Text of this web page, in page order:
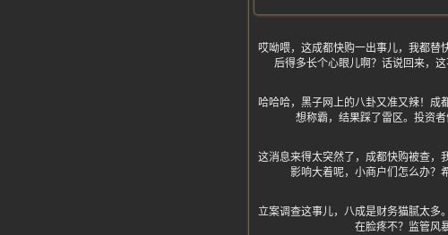
哎呦喂，这成都快购一出事儿，我都替
后得多长个心眼儿啊？话说回来，
哈哈哈，黑子网上的八卦又准又辣！成
想称霸，结果踩了雷区。投资
这消息来得太突然了，成都快购被查，
影响大着呢，小商户们怎么办？
立案调查这事儿，八成是财务猫腻太多
在脸疼不？监管风